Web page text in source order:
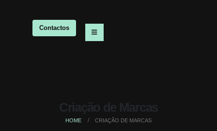
Contactos
Criação de Marcas
HOME CRIAÇÃO DE MARCAS